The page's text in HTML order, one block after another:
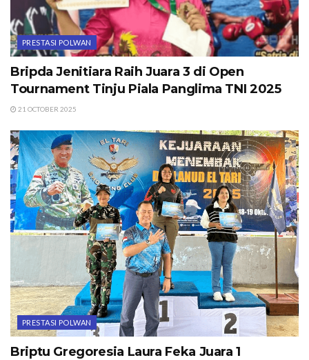
PRESTASI POLWAN
Bripda Jenitiara Raih Juara 3 di Open
Tournament Tinju Piala Panglima TNI 2025
21 OCTOBER 2025
PRESTASI POLWAN
Briptu Gregoresia Laura Feka Juara 1